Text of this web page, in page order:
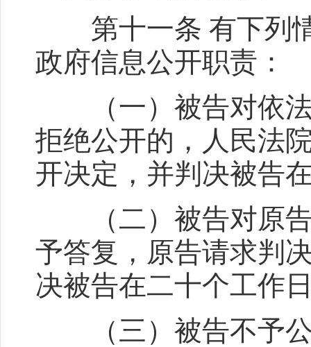
第十一条 有下列情
政府信息公开职责：
（一）被告对依法
拒绝公开的，人民法
开决定，并判决被告
（二）被告对原告
予答复，原告请求判
决被告在二十个工作
（三）被告不予公